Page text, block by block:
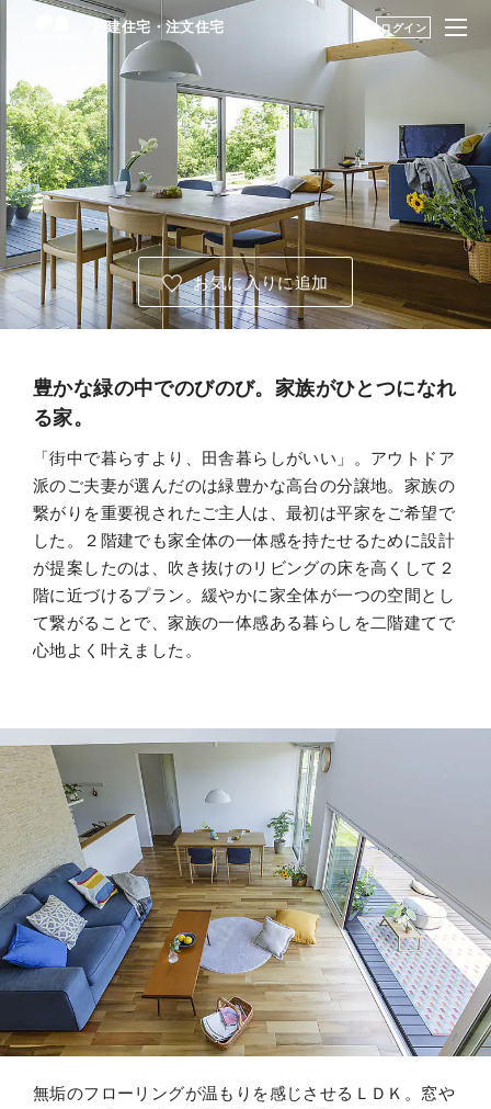
戸建住宅・注文住宅 ログイン
戸建住宅・注文住宅
はじめての家づくり
展示場・土地をさが
す
建築実例・アイデア
を見つける
構法・性能を知る
My STAGE
life knit design
カタログ・動画ライ
ブラリー
お問い合わせ
ご相談
建築実例・アイデアを見つける TOP
アーカイブ実例のアイデアを見る
暮らし方のアイデア
お気に入りに追加
豊かな緑の中でのびのび。家族がひとつになれ
る家。
「街中で暮らすより、田舎暮らしがいい」。アウトドア
派のご夫妻が選んだのは緑豊かな高台の分譲地。家族の
繋がりを重要視されたご主人は、最初は平家をご希望で
した。２階建でも家全体の一体感を持たせるために設計
が提案したのは、吹き抜けのリビングの床を高くして２
階に近づけるプラン。緩やかに家全体が一つの空間とし
て繋がることで、家族の一体感ある暮らしを二階建てで
心地よく叶えました。
無垢のフローリングが温もりを感じさせるＬＤＫ。窓や